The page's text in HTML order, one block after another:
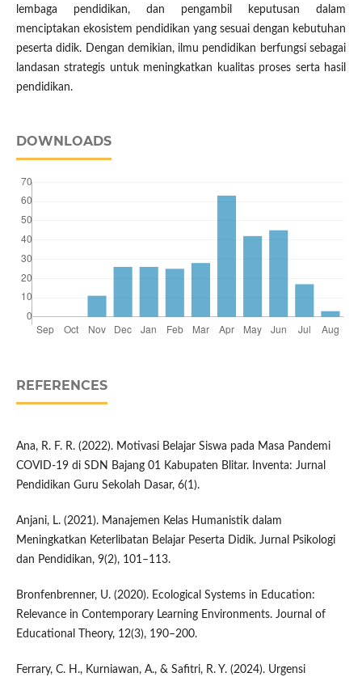
lembaga pendidikan, dan pengambil keputusan dalam
menciptakan ekosistem pendidikan yang sesuai dengan kebutuhan
peserta didik. Dengan demikian, ilmu pendidikan berfungsi sebagai
landasan strategis untuk meningkatkan kualitas proses serta hasil
pendidikan.
DOWNLOADS
REFERENCES
Ana, R. F. R. (2022). Motivasi Belajar Siswa pada Masa Pandemi
COVID-19 di SDN Bajang 01 Kabupaten Blitar. Inventa: Jurnal
Pendidikan Guru Sekolah Dasar, 6(1).
Anjani, L. (2021). Manajemen Kelas Humanistik dalam
Meningkatkan Keterlibatan Belajar Peserta Didik. Jurnal Psikologi
dan Pendidikan, 9(2), 101–113.
Bronfenbrenner, U. (2020). Ecological Systems in Education:
Relevance in Contemporary Learning Environments. Journal of
Educational Theory, 12(3), 190–200.
Ferrary, C. H., Kurniawan, A., & Safitri, R. Y. (2024). Urgensi